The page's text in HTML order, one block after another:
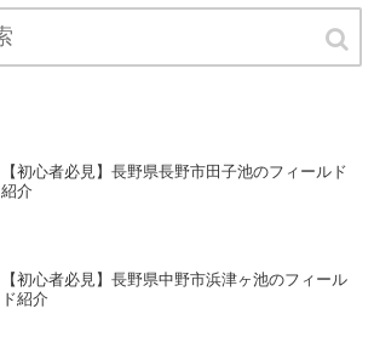
【初心者必見】長野県長野市田子池のフィールド
紹介
【初心者必見】長野県中野市浜津ヶ池のフィール
ド紹介